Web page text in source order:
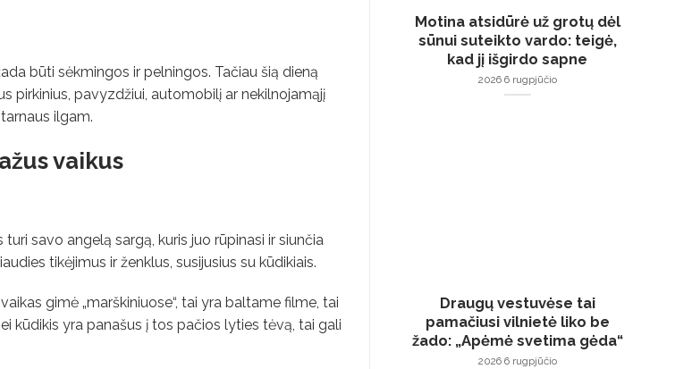
būti sėkmingos ir pelningos. Tačiau šią dieną
pirkinius, pavyzdžiui, automobilį ar nekilnojamąjį
ilgam.
vaikus
savo angelą sargą, kuris juo rūpinasi ir siunčia
tikėjimus ir ženklus, susijusius su kūdikiais.
gimė „marškiniuose“, tai yra baltame filme, tai
kūdikis yra panašus į tos pačios lyties tėvą, tai gali
Motina atsidūrė už grotų dėl
sūnui suteikto vardo: teigė,
kad jį išgirdo sapne
2026 6 rugpjūčio
Draugų vestuvėse tai
pamačiusi vilnietė liko be
žado: „Apėmė svetima gėda“
2026 6 rugpjūčio